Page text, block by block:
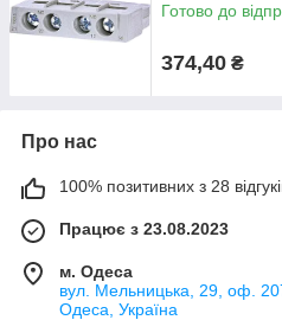
Готово до
374,40 ₴
Про нас
100% позитивних з 28
Працює з 23.08.2023
м. Одеса
вул. Мельницька, 29, оф.
Одеса, Україна